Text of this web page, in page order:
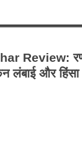
Review:
लंबाई और